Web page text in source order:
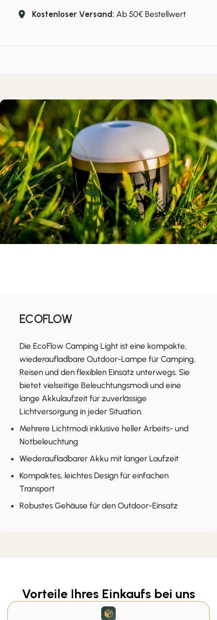
Kostenloser Versand: Ab 50€ Bestellwert
ECOFLOW
Die EcoFlow Camping Light ist eine kompakte,
wiederaufladbare Outdoor-Lampe für Camping,
Reisen und den flexiblen Einsatz unterwegs. Sie
bietet vielseitige Beleuchtungsmodi und eine
lange Akkulaufzeit für zuverlässige
Lichtversorgung in jeder Situation.
Mehrere Lichtmodi inklusive heller Arbeits- und
Notbeleuchtung
Wiederaufladbarer Akku mit langer Laufzeit
Kompaktes, leichtes Design für einfachen
Transport
Robustes Gehäuse für den Outdoor-Einsatz
Vorteile Ihres Einkaufs bei uns